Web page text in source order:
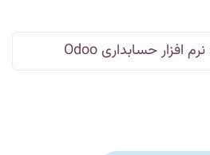
نرم افزار حسابداری Odoo